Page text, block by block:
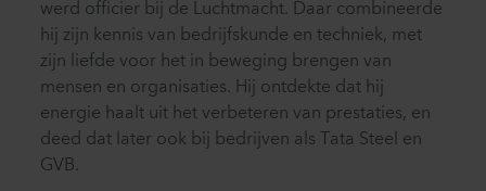
werd officier bij de Luchtmacht. Daar combineerde
hij zijn kennis van bedrijfskunde en techniek, met
zijn liefde voor het in beweging brengen van
mensen en organisaties. Hij ontdekte dat hij
energie haalt uit het verbeteren van prestaties, en
deed dat later ook bij bedrijven als Tata Steel en
GVB.